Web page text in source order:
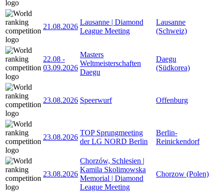
21.08.2026
Lausanne | Diamond
League Meeting
Lausanne
(Schweiz)
22.08 -
03.09.2026
Masters
Weltmeisterschaften
Daegu
Daegu
(Südkorea)
23.08.2026 Speerwurf Offenburg
23.08.2026
TOP Sprungmeeting
der LG NORD Berlin
Berlin-
Reinickendorf
23.08.2026
Chorzów, Schlesien |
Kamila Skolimowska
Memorial | Diamond
League Meeting
Chorzow (Polen)